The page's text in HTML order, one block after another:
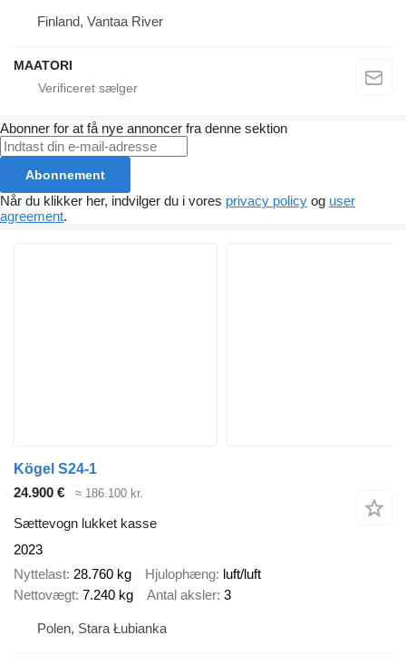
Finland, Vantaa River
MAATORI
Abonner for at få nye annoncer fra denne sektion
Abonnement
Når du klikker her, indvilger du i vores privacy policy og user
agreement.
Kögel S24-1
24.900 €
≈ 186.100 kr.
Sættevogn lukket kasse
2023
Nyttelast 28.760 kg Hjulophæng luft/luft
Nettovægt 7.240 kg Antal aksler 3
Polen, Stara Łubianka